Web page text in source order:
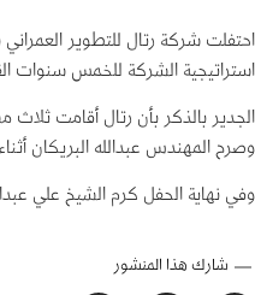
استراتيجية الشركة للخمس سنوات
وصرح المهندس عبدالله البريكان
وفي نهاية الحفل كرم الشيخ علي
شارك هذا المنشور